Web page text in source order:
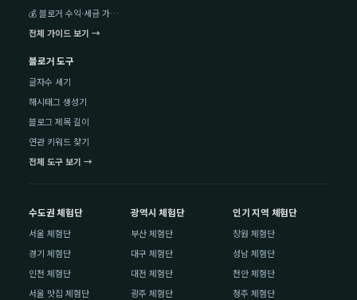
💰 블로거 수익·세금 가이드
전체 가이드 보기 →
블로거 도구
글자수 세기
해시태그 생성기
블로그 제목 길이
연관 키워드 찾기
전체 도구 보기 →
수도권 체험단
서울 체험단
경기 체험단
인천 체험단
서울 맛집 체험단
광역시 체험단
부산 체험단
대구 체험단
대전 체험단
광주 체험단
인기 지역 체험단
창원 체험단
성남 체험단
천안 체험단
청주 체험단